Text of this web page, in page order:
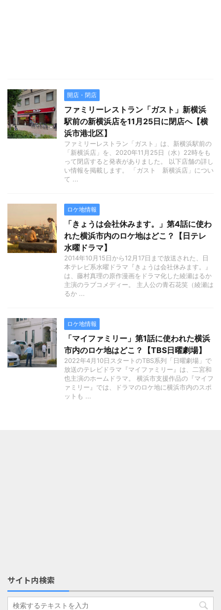
開店・閉店
ファミリーレストラン「ガスト」新横浜
駅前の新横浜店を11月25日に閉店へ【横
浜市港北区】
ファミリーレストラン「ガスト」は、新横浜駅前の
「新横浜店」を、2020年11月25日（水）22時をも
って閉店すると発表がありました。 以下店舗の詳し
い情報を掲載します。 「ガスト 新横浜店」につい
て ...
ロケ地情報
「きょうは会社休みます。」第4話に使わ
れた横浜市内のロケ地はどこ？【日テレ
水曜ドラマ】
2014年10月15日から12月17日まで放送された、日
本テレビ系水曜ドラマ『きょうは会社休みます。』
は、藤村真理の原作漫画をドラマ化した綾瀬はるか
主演のラブコメディー。 主人公の青石花笑（綾瀬は
るか ...
ロケ地情報
「マイファミリー」第1話に使われた横浜
市内のロケ地はどこ？【TBS日曜劇場】
2022年4月10日スタートのTBS系列「日曜劇場」で
放送のテレビドラマ『マイファミリー』は、二宮和
也主演のホームドラマ。 横浜市支援作品の『マイフ
ァミリー』では、ドラマのロケ地に横浜市内のスポ
ットも ...
サイト内検索